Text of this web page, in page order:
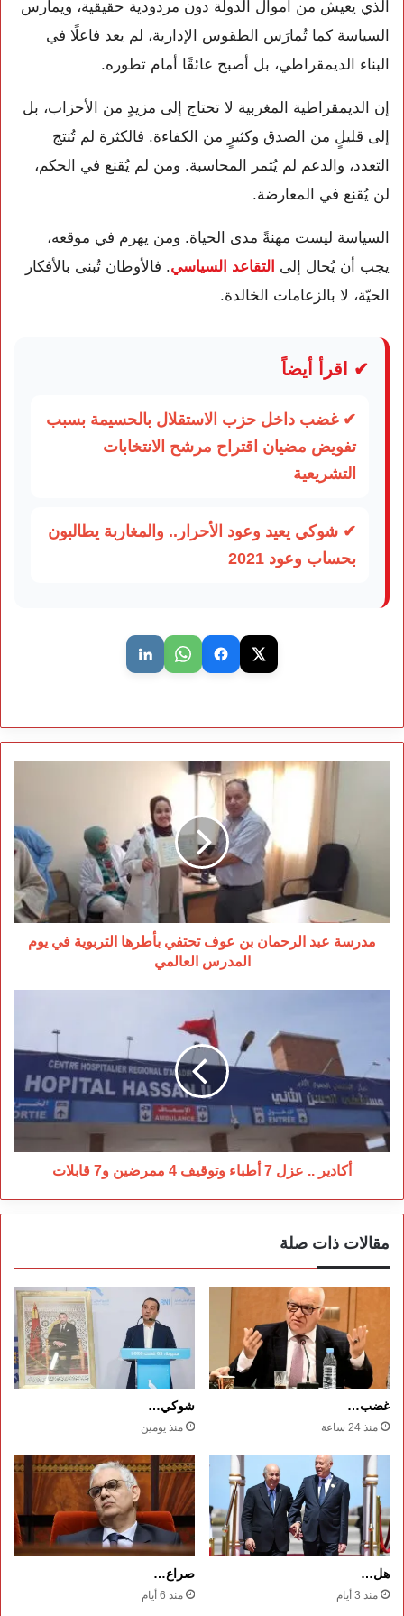
الذي يعيش من أموال الدولة دون مردودية حقيقية، ويمارس
السياسة كما تُمارَس الطقوس الإدارية، لم يعد فاعلًا في
البناء الديمقراطي، بل أصبح عائقًا أمام تطوره.
إن الديمقراطية المغربية لا تحتاج إلى مزيدٍ من الأحزاب، بل
إلى قليلٍ من الصدق وكثيرٍ من الكفاءة. فالكثرة لم تُنتج
التعدد، والدعم لم يُثمر المحاسبة. ومن لم يُقنع في الحكم،
لن يُقنع في المعارضة.
السياسة ليست مهنةً مدى الحياة. ومن يهرم في موقعه،
يجب أن يُحال إلى التقاعد السياسي. فالأوطان تُبنى بالأفكار
الحيّة، لا بالزعامات الخالدة.
✔ اقرأ أيضاً
✔ غضب داخل حزب الاستقلال بالحسيمة بسبب
تفويض مضيان اقتراح مرشح الانتخابات
التشريعية
✔ شوكي يعيد وعود الأحرار.. والمغاربة يطالبون
بحساب وعود 2021
مدرسة
عوف
تحتفي
بأطرها
التربوية
في
يوم
المدرس
مدرسة عبد الرحمان بن عوف تحتفي بأطرها التربوية في يوم
المدرس العالمي
أكادير
7
أطباء
وتوقيف
4
ممرضين
و7
قابلاتأكادير .. عزل 7 أطباء وتوقيف 4 ممرضين و7 قابلات
مقالات ذات صلة
غضب…
منذ 24 ساعة
شوكي…
منذ يومين
هل…
منذ 3 أيام
صراع…
منذ 6 أيام